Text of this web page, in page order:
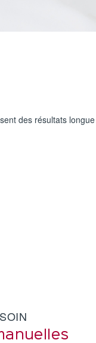
des résultats